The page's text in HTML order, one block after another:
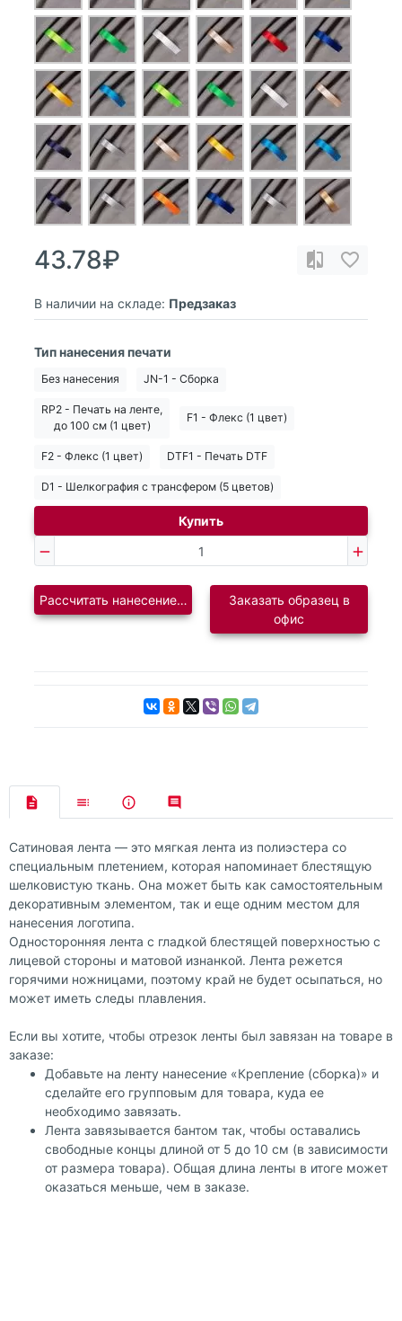
43.78₽
В наличии на складе: Предзаказ
Тип нанесения печати
Без нанесения JN-1 - Сборка
RP2 - Печать на ленте,
до 100 см (1 цвет)
F1 - Флекс (1 цвет)
F2 - Флекс (1 цвет) DTF1 - Печать DTF
D1 - Шелкография с трансфером (5 цветов)
Купить
Рассчитать нанесение логотипаЗаказать образец в
офис
Сатиновая лента — это мягкая лента из полиэстера со
специальным плетением, которая напоминает блестящую
шелковистую ткань. Она может быть как самостоятельным
декоративным элементом, так и еще одним местом для
нанесения логотипа.
Односторонняя лента с гладкой блестящей поверхностью с
лицевой стороны и матовой изнанкой. Лента режется
горячими ножницами, поэтому край не будет осыпаться, но
может иметь следы плавления.
Если вы хотите, чтобы отрезок ленты был завязан на товаре в
заказе:
Добавьте на ленту нанесение «Крепление (сборка)» и
сделайте его групповым для товара, куда ее
необходимо завязать.
Лента завязывается бантом так, чтобы оставались
свободные концы длиной от 5 до 10 см (в зависимости
от размера товара). Общая длина ленты в итоге может
оказаться меньше, чем в заказе.